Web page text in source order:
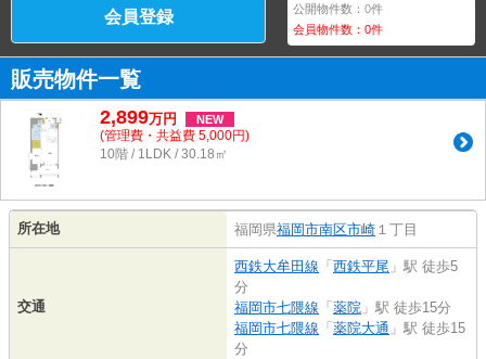
会員登録 公開物件数：0件
会員物件数：0件
販売物件一覧
2,899万円 NEW
(管理費・共益費 5,000円)
10階 / 1LDK / 30.18㎡
所在地 福岡県福岡市南区市崎 １丁目
交通
西鉄大牟田線 「 西鉄平尾 」駅 徒歩5
分
福岡市七隈線 「 薬院 」駅 徒歩15分
福岡市七隈線 「 薬院大通 」駅 徒歩15
分